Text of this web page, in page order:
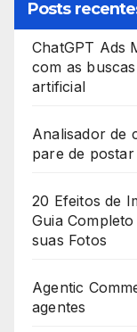
s
+
Posts
ChatGPT Ads
com as
artificial
Analisador de
pare de
20 Efeitos de
Guia
suas Fotos
Agentic
agentes